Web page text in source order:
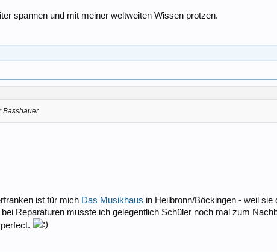
spannen und mit meiner weltweiten Wissen protzen.
Bassbauer
ist für mich Das Musikhaus in Heilbronn/Böckingen - weil
Reparaturen musste ich gelegentlich Schüler noch mal zum